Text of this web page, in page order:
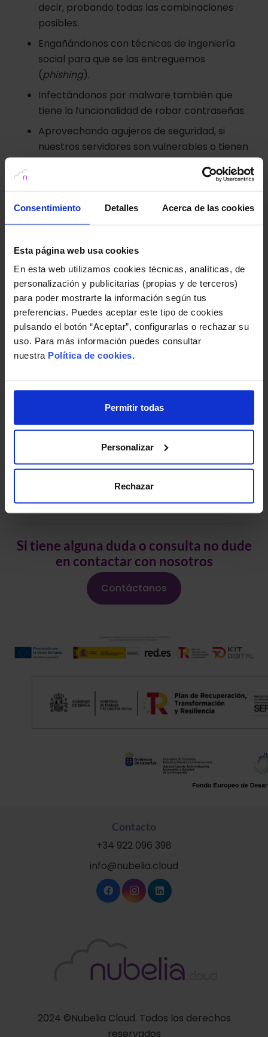
Consentimiento Detalles Acerca de las cookies
Esta página web usa cookies
En esta web utilizamos cookies técnicas, analíticas, de
personalización y publicitarias (propias y de terceros)
para poder mostrarte la información según tus
preferencias. Puedes aceptar este tipo de cookies
pulsando el botón “Aceptar”, configurarlas o rechazar su
uso. Para más información puedes consultar
nuestra Política de cookies.
Permitir todas
Personalizar
Rechazar
decir, probando todas las combinaciones
posibles.
Engañándonos con técnicas de ingeniería
social para que se las entreguemos
(phishing).
Infectándonos por malware también que
tiene la funcionalidad de robar contraseñas.
Aprovechando agujeros de seguridad, si
nuestros servidores son vulnerables o tienen
fallos de configuración.
de alguien con malas intenciones.
Con la doble autenticación se mitigan en gran
medida los ataques anteriores pues el
ciberdelincuente tendría que hacerse también
con el segundo factor.
Inconvenientes
El mayor inconveniente de utilizar esta medida de
recuperación propios.Google, por ejemplo, puede
enviar el código de acceso a un dispositivo
alternativo o utilizar los códigos de seguridad
técnicas basadas en los dispositivos de confianza,
que son aquellos en los que se ha iniciado sesión
alguna vez utilizando la verificación en dos pasos.
Si tiene alguna duda o consulta no dude
en contactar con nosotros
Contáctanos
Contacto
+34 922 096 398
info@nubelia.cloud
2024 ©Nubelia Cloud. Todos los derechos
reservados